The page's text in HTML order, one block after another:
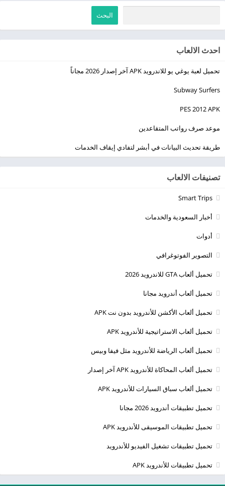
البحث
احدث الالعاب
تحميل لعبة يوغي يو للاندرويد APK آخر إصدار 2026 مجاناً
Subway Surfers
PES 2012 APK
موعد صرف رواتب المتقاعدين
طريقة تحديث البيانات في أبشر لتفادي إيقاف الخدمات
تصنيفات الالعاب
Smart Trips
أخبار السعودية والخدمات
أدوات
التصوير الفوتوغرافي
تحميل ألعاب GTA للاندرويد 2026
تحميل ألعاب أندرويد مجانا
تحميل ألعاب الأكشن للأندرويد بدون نت APK
تحميل ألعاب الاستراتيجية للأندرويد APK
تحميل ألعاب الرياضة للأندرويد مثل فيفا وبيس
تحميل ألعاب المحاكاة للأندرويد APK آخر إصدار
تحميل ألعاب سباق السيارات للأندرويد APK
تحميل تطبيقات أندرويد 2026 مجانا
تحميل تطبيقات الموسيقى للأندرويد APK
تحميل تطبيقات تشغيل الفيديو للأندرويد
تحميل تطبيقات للأندرويد APK